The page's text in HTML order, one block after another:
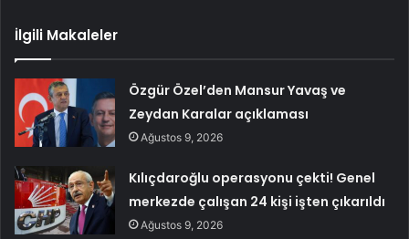
İlgili Makaleler
Özgür Özel’den Mansur Yavaş ve
Zeydan Karalar açıklaması
Ağustos 9, 2026
Kılıçdaroğlu operasyonu çekti! Genel
merkezde çalışan 24 kişi işten çıkarıldı
Ağustos 9, 2026